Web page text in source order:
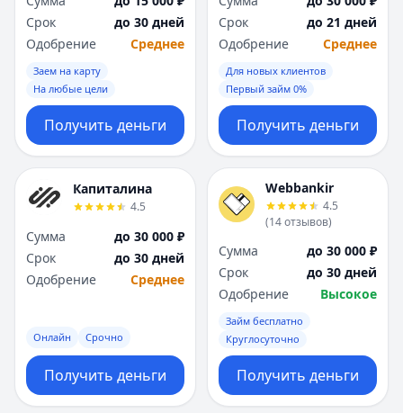
Срок
до 30 дней
Одобрение
Среднее
Заем на карту
На любые цели
Получить деньги
Срок
до 21 дней
Одобрение
Среднее
Для новых клиентов
Первый займ 0%
Получить деньги
Капиталина
4.5
Сумма
до 30 000 ₽
Срок
до 30 дней
Одобрение
Среднее
Онлайн Срочно
Получить деньги
Webbankir
4.5
(14отзывов)
Сумма
до 30 000 ₽
Срок
до 30 дней
Одобрение
Высокое
Займ бесплатно
Круглосуточно
Получить деньги